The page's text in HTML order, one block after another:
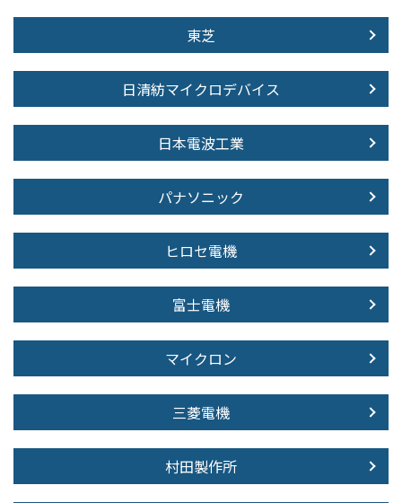
東芝
日清紡マイクロデバイス
日本電波工業
パナソニック
ヒロセ電機
富士電機
マイクロン
三菱電機
村田製作所